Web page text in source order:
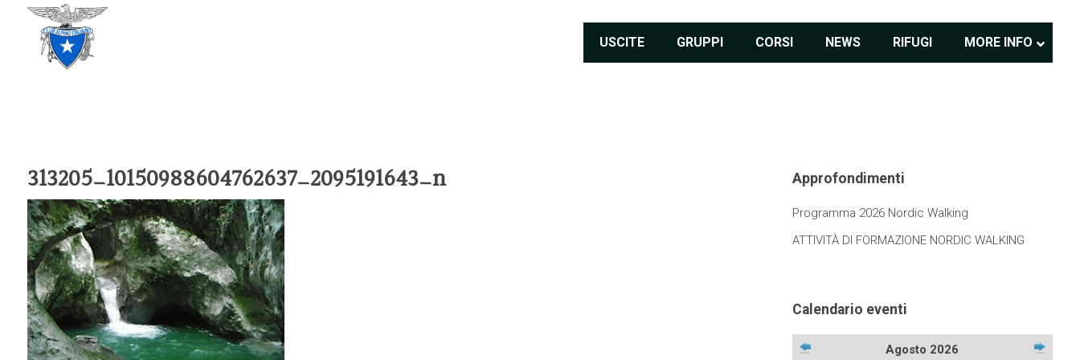
USCITE GRUPPI CORSI NEWS RIFUGI MORE INFO
313205_10150988604762637_2095191643_n Approfondimenti
Programma 2026 Nordic Walking
ATTIVITÀ DI FORMAZIONE NORDIC WALKING
Calendario eventi
Agosto 2026